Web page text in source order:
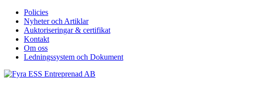
Policies
Nyheter och Artiklar
Auktoriseringar & certifikat
Kontakt
Om oss
Ledningssystem och Dokument